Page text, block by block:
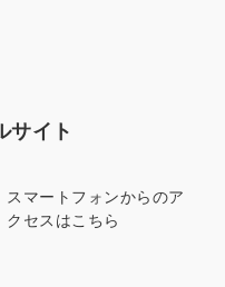
サイト
スマートフォンからのア
クセスはこちら